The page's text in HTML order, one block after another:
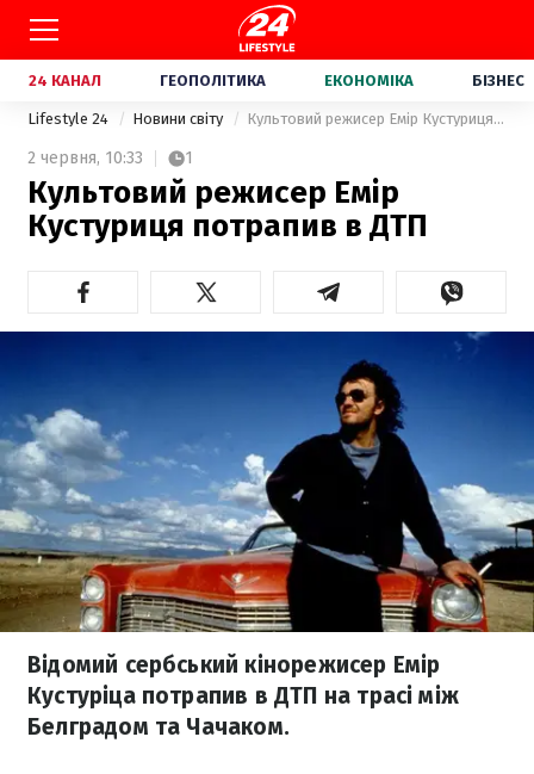
24 КАНАЛ ГЕОПОЛІТИКА ЕКОНОМІКА БІЗНЕС
Lifestyle 24 Новини світу Культовий режисер Емір Кустуриця потрапив в ДТП
2 червня, 10:33 1
Культовий режисер Емір
Кустуриця потрапив в ДТП
Відомий сербський кінорежисер Емір
Кустуріца потрапив в ДТП на трасі між
Белградом та Чачаком.